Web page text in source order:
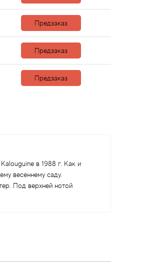
Предзаказ
Предзаказ
Предзаказ
в 1988 г. Как и
весеннему саду.
Под верхней нотой